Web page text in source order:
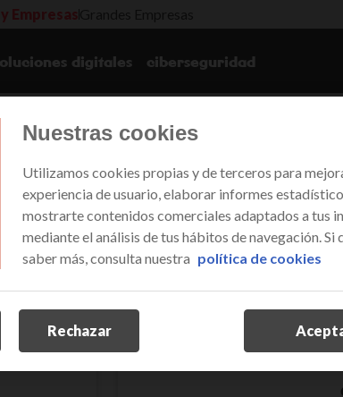
Empresas
digitales ciberseguridad
infomación legal
R
condiciones
Nuestras cookies
Utilizamos cookies propias y de terceros para
experiencia de usuario, elaborar informes
mostrarte contenidos comerciales adaptados a tus
mediante el análisis de tus hábitos de navegación. Si
saber más, consulta nuestra política de cookies
Rechazar